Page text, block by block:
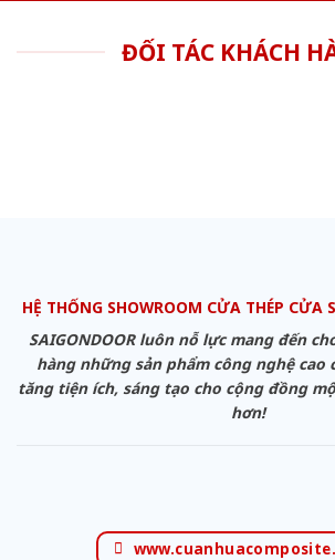
ĐỐI TÁC KHÁCH
HỆ THỐNG SHOWROOM CỬA THÉP CỬA
SAIGONDOOR luôn nỗ lực mang đến
hàng những sản phẩm công nghệ cao
tăng tiện ích, sáng tạo cho cộng đồng
hơn!